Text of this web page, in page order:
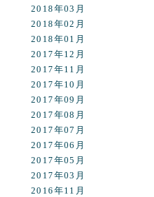
2018年03月
2018年02月
2018年01月
2017年12月
2017年11月
2017年10月
2017年09月
2017年08月
2017年07月
2017年06月
2017年05月
2017年03月
2016年11月